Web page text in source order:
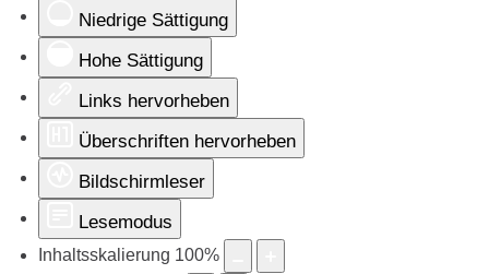
Niedrige Sättigung
Hohe Sättigung
Links hervorheben
Überschriften hervorheben
Bildschirmleser
Lesemodus
Inhaltsskalierung 100%